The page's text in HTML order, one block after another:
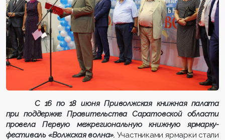
С 16 по 18 июня Приволжская книжная палата
при поддержке Правительства Саратовской области
провела Первую межрегиональную книжную ярмарку-
фестиваль «Волжская волна». Участниками ярмарки стали